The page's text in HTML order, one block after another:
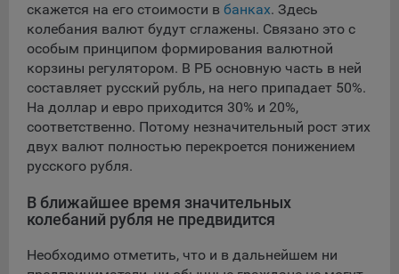
Общество может использовать файлы cookie для
рекламирования услуг пользователям сайта
«bankibel.by» на сторонних веб-сайтах. Например, если
пользователь посетит указанный сайт, то в дальнейшем
может встретить рекламу Общества на некоторых
сторонних веб-сайтах.
Иногда Общество использует сторонние файлы cookie
для отслеживания эффективности своих рекламных
объявлений. Такие файлы cookie, например, запоминают,
с помощью каких браузеров пользователи посещают
сайты Общества. С помощью данной процедуры
Общество также регулирует и оценивает эффективность
рекламной деятельности.
скажется на его стоимости в банках. Здесь
колебания валют будут сглажены. Связано это с
особым принципом формирования валютной
корзины регулятором. В РБ основную часть в ней
составляет русский рубль, на него припадает 50%.
На доллар и евро приходится 30% и 20%,
соответственно. Потому незначительный рост этих
двух валют полностью перекроется понижением
русского рубля.
В ближайшее время значительных
колебаний рубля не предвидится
Необходимо отметить, что и в дальнейшем ни